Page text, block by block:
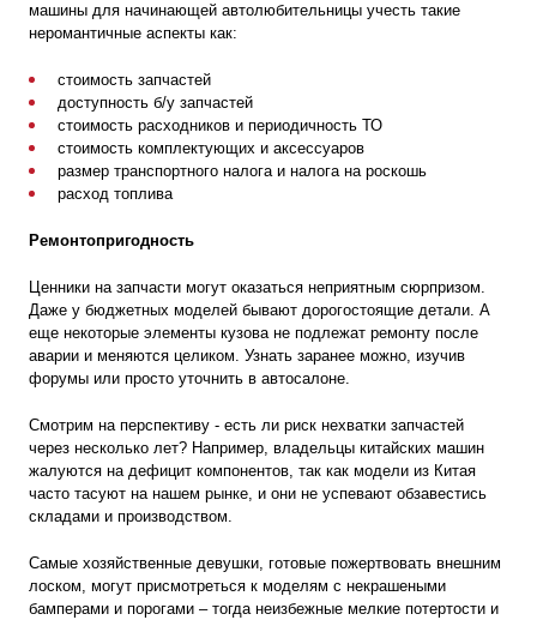
машины для начинающей автолюбительницы учесть такие
неромантичные аспекты как:
стоимость запчастей
доступность б/у запчастей
стоимость расходников и периодичность ТО
стоимость комплектующих и аксессуаров
размер транспортного налога и налога на роскошь
расход топлива
Ремонтопригодность
Ценники на запчасти могут оказаться неприятным сюрпризом.
Даже у бюджетных моделей бывают дорогостоящие детали. А
еще некоторые элементы кузова не подлежат ремонту после
аварии и меняются целиком. Узнать заранее можно, изучив
форумы или просто уточнить в автосалоне.
Смотрим на перспективу - есть ли риск нехватки запчастей
через несколько лет? Например, владельцы китайских машин
жалуются на дефицит компонентов, так как модели из Китая
часто тасуют на нашем рынке, и они не успевают обзавестись
складами и производством.
Самые хозяйственные девушки, готовые пожертвовать внешним
лоском, могут присмотреться к моделям с некрашеными
бамперами и порогами – тогда неизбежные мелкие потертости и